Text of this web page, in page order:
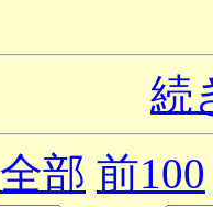
続
全部 前100